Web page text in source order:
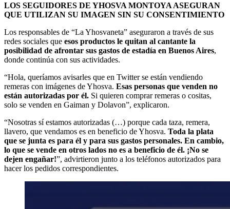
LOS SEGUIDORES DE YHOSVA MONTOYA ASEGURAN
QUE UTILIZAN SU IMAGEN SIN SU CONSENTIMIENTO
Los responsables de “La Yhosvaneta” aseguraron a través de sus
redes sociales que esos productos le quitan al cantante la
posibilidad de afrontar sus gastos de estadía en Buenos Aires,
donde continúa con sus actividades.
“Hola, queríamos avisarles que en Twitter se están vendiendo
remeras con imágenes de Yhosva. Esas personas que venden no
están autorizadas por él. Si quieren comprar remeras o cositas,
solo se venden en Gaiman y Dolavon”, explicaron.
“Nosotras sí estamos autorizadas (…) porque cada taza, remera,
llavero, que vendamos es en beneficio de Yhosva. Toda la plata
que se junta es para él y para sus gastos personales. En cambio,
lo que se vende en otros lados no es a beneficio de él. ¡No se
dejen engañar!”, advirtieron junto a los teléfonos autorizados para
hacer los pedidos correspondientes.